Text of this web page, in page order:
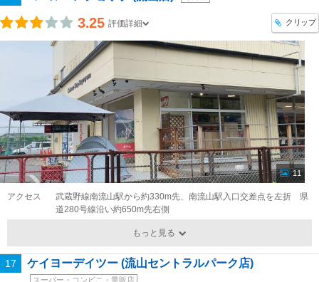
3.25 評価詳細 クリップ
11
アクセス
武蔵野線南流山駅から約330m先、南流山駅入口交差点を左折 県
道280号線沿い約650m先右側
もっと見る
17 ケイヨーデイツー (流山セントラルパーク店)
スーパー・コンビニ・量販店